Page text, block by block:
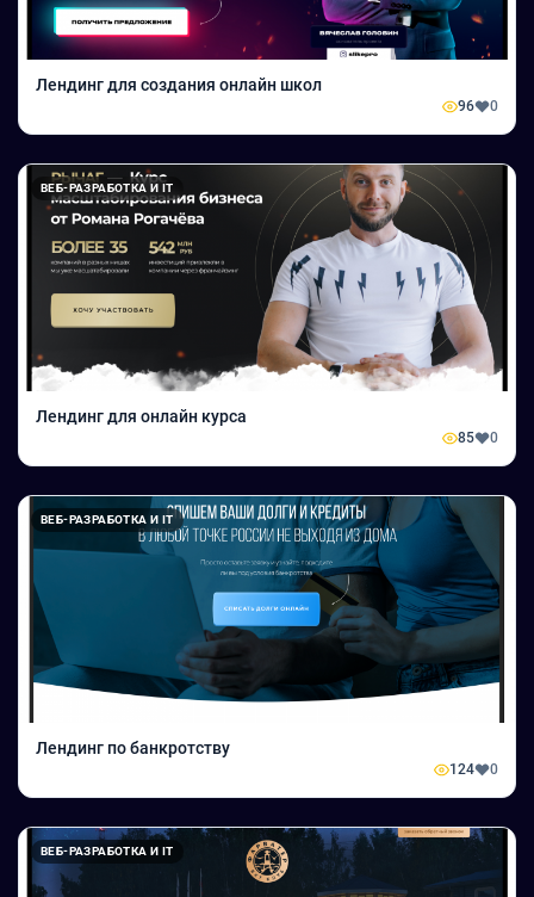
Лендинг для создания онлайн школ
96 0
ВЕБ-РАЗРАБОТКА И IT
Лендинг для онлайн курса
85 0
ВЕБ-РАЗРАБОТКА И IT
Лендинг по банкротству
124 0
ВЕБ-РАЗРАБОТКА И IT